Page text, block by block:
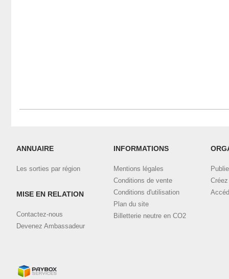
ANNUAIRE
Les sorties par région
MISE EN RELATION
Contactez-nous
Devenez Ambassadeur
INFORMATIONS
Mentions légales
Conditions de vente
Conditions d'utilisation
Plan du site
Billetterie neutre en CO2